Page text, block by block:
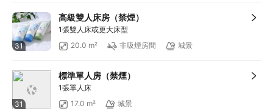
31
高級雙人床房（禁煙）
1張雙人床或更大床型
20.0 m²
非吸煙房間 城景
31
標準單人房（禁煙）
1張單人床
17.0 m²
城景